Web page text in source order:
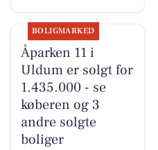
BOLIGMARKED
Åparken 11 i
Uldum er solgt for
1.435.000 - se
køberen og 3
andre solgte
boliger